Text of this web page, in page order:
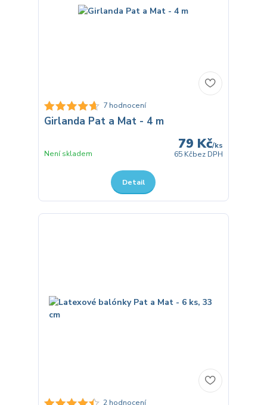
7 hodnocení
Girlanda Pat a Mat - 4 m
79 Kč/ks
65 Kčbez DPH
Není skladem
Detail
2 hodnocení